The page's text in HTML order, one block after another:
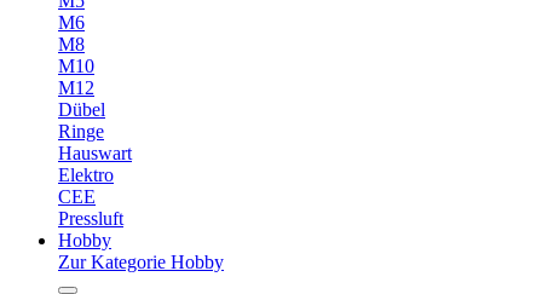
M6
M8
M10
M12
Dübel
Ringe
Hauswart
Elektro
CEE
Pressluft
Hobby
Zur Kategorie Hobby